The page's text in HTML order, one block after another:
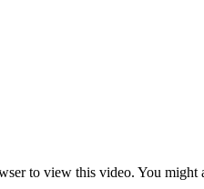
to view this video. You might